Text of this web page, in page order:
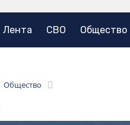
Лента СВО Общество
Общество